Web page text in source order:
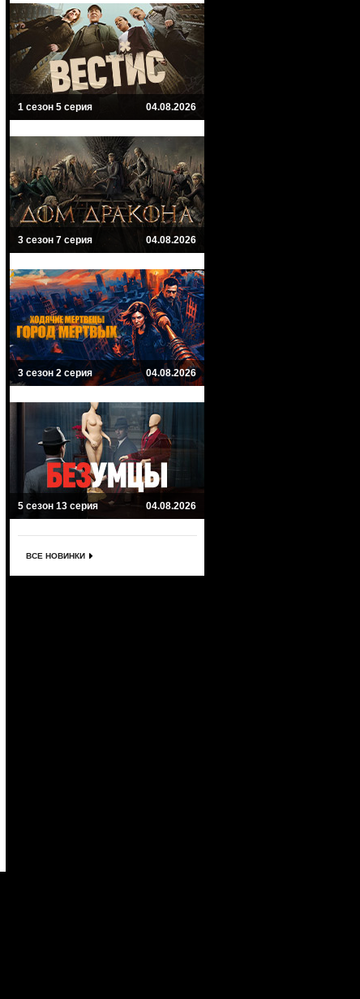
1 сезон 5 серия 04.08.2026
3 сезон 7 серия 04.08.2026
3 сезон 2 серия 04.08.2026
5 сезон 13 серия 04.08.2026
ВСЕ НОВИНКИ